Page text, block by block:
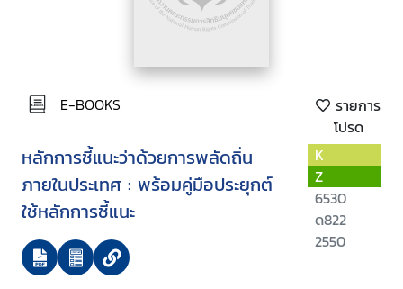
E-BOOKS
รายการ
โปรด
หลักการชี้แนะว่าด้วยการพลัดถิ่น
ภายในประเทศ : พร้อมคู่มือประยุกต์
ใช้หลักการชี้แนะ
K
Z
6530
ด822
2550